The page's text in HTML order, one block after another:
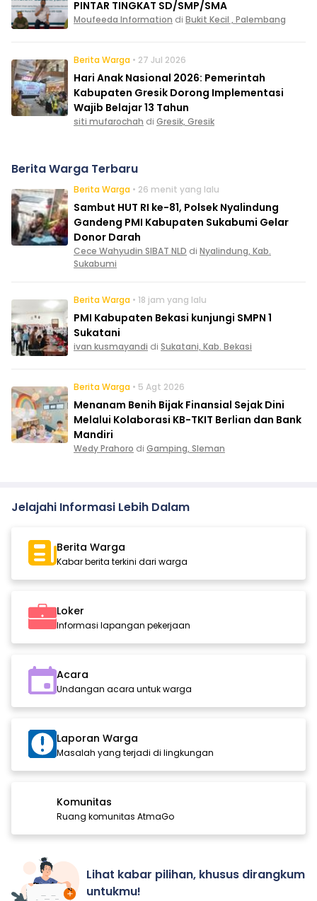
PINTAR TINGKAT SD/SMP/SMA
Moufeeda Information di Bukit Kecil , Palembang
Berita Warga • 27 Jul 2026
Hari Anak Nasional 2026: Pemerintah
Kabupaten Gresik Dorong Implementasi
Wajib Belajar 13 Tahun
siti mufarochah di Gresik, Gresik
Berita Warga Terbaru
Berita Warga • 26 menit yang lalu
Sambut HUT RI ke-81, Polsek Nyalindung
Gandeng PMI Kabupaten Sukabumi Gelar
Donor Darah
Cece Wahyudin SIBAT NLD di Nyalindung, Kab.
Sukabumi
Berita Warga • 18 jam yang lalu
PMI Kabupaten Bekasi kunjungi SMPN 1
Sukatani
ivan kusmayandi di Sukatani, Kab. Bekasi
Berita Warga • 5 Agt 2026
Menanam Benih Bijak Finansial Sejak Dini
Melalui Kolaborasi KB-TKIT Berlian dan Bank
Mandiri
Wedy Prahoro di Gamping, Sleman
Jelajahi Informasi Lebih Dalam
Berita Warga
Kabar berita terkini dari warga
Loker
Informasi lapangan pekerjaan
Acara
Undangan acara untuk warga
Laporan Warga
Masalah yang terjadi di lingkungan
Komunitas
Ruang komunitas AtmaGo
Lihat kabar pilihan, khusus dirangkum
untukmu!